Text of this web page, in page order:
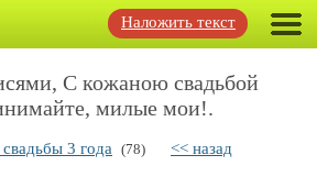
Наложить текст
С кожаною свадьбой
милые мои!.
3 года (78) << назад